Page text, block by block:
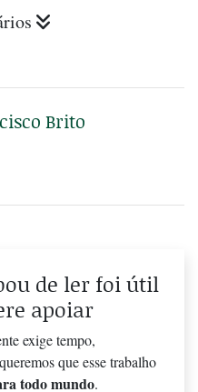
Brito
de ler foi útil
apoiar
exige tempo,
que esse trabalho
todo mundo.